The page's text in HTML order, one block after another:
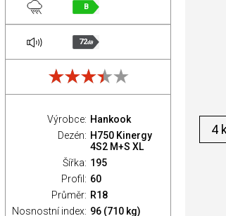
B
72dB
Výrobce: Hankook
Dezén: H750 Kinergy
4S2 M+S XL
Šířka: 195
Profil: 60
Průměr: R18
Nosnostní index: 96 (710 kg)